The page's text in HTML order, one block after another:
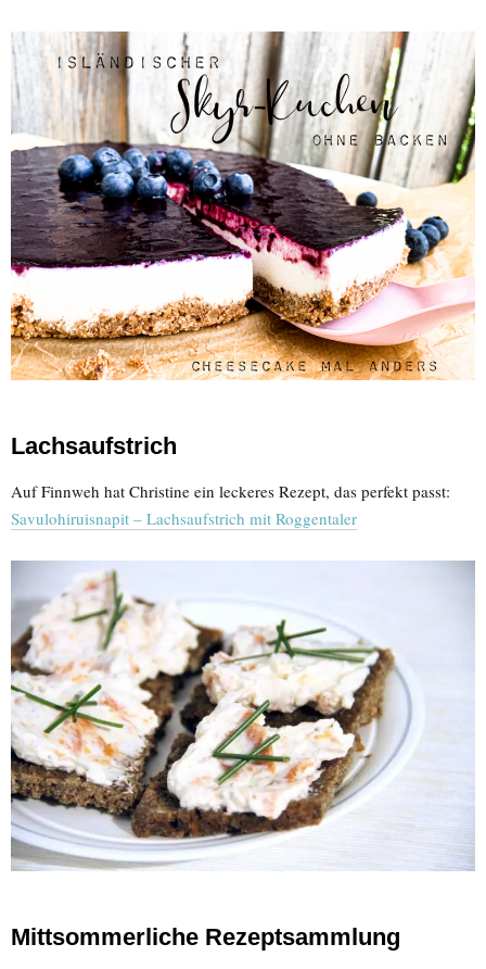
Lachsaufstrich
Auf Finnweh hat Christine ein leckeres Rezept, das perfekt passt:
Savulohiruisnapit – Lachsaufstrich mit Roggentaler
Mittsommerliche Rezeptsammlung